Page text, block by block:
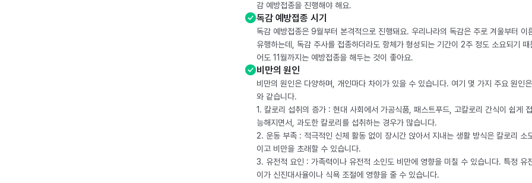
감 예방접종을 진행해야 해요.
독감 예방접종 시기
독감 예방접종은 9월부터 본격적으로 진행돼요. 우리나라의 독감은 주로 겨울부터 이
유행하는데, 독감 주사를 접종하더라도 항체가 형성되는 기간이 2주 정도 소요되기 때
어도 11월까지는 예방접종을 해두는 것이 좋아요.
비만의 원인
비만의 원인은 다양하며, 개인마다 차이가 있을 수 있습니다. 여기 몇 가지 주요 원인
와 같습니다.
1. 칼로리 섭취의 증가 : 현대 사회에서 가공식품, 패스트푸드, 고칼로리 간식이 쉽게
능해지면서, 과도한 칼로리를 섭취하는 경우가 많습니다.
2. 운동 부족 : 적극적인 신체 활동 없이 장시간 앉아서 지내는 생활 방식은 칼로리 소
이고 비만을 초래할 수 있습니다.
3. 유전적 요인 : 가족력이나 유전적 소인도 비만에 영향을 미칠 수 있습니다. 특정 유
이가 신진대사율이나 식욕 조절에 영향을 줄 수 있습니다.